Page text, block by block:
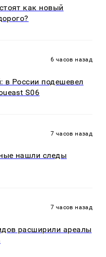
как новый
6 часов назад
в России подешевел
S06
7 часов назад
нашли следы
7 часов назад
расширили ареалы